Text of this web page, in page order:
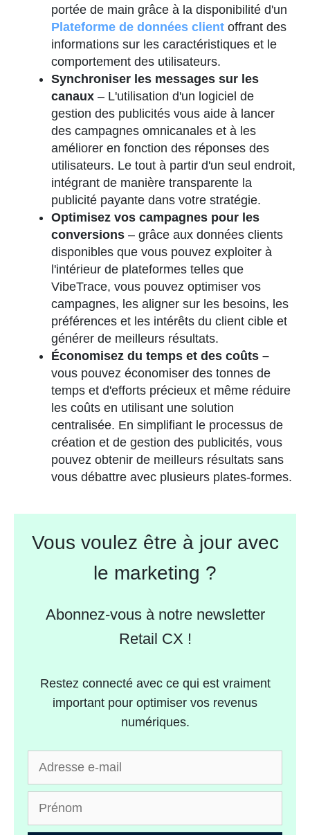
portée de main grâce à la disponibilité d'un
Plateforme de données client offrant des
informations sur les caractéristiques et le
comportement des utilisateurs.
Synchroniser les messages sur les
canaux – L'utilisation d'un logiciel de
gestion des publicités vous aide à lancer
des campagnes omnicanales et à les
améliorer en fonction des réponses des
utilisateurs. Le tout à partir d'un seul endroit,
intégrant de manière transparente la
publicité payante dans votre stratégie.
Optimisez vos campagnes pour les
conversions – grâce aux données clients
disponibles que vous pouvez exploiter à
l'intérieur de plateformes telles que
VibeTrace, vous pouvez optimiser vos
campagnes, les aligner sur les besoins, les
préférences et les intérêts du client cible et
générer de meilleurs résultats.
Économisez du temps et des coûts –
vous pouvez économiser des tonnes de
temps et d'efforts précieux et même réduire
les coûts en utilisant une solution
centralisée. En simplifiant le processus de
création et de gestion des publicités, vous
pouvez obtenir de meilleurs résultats sans
vous débattre avec plusieurs plates-formes.
Vous voulez être à jour avec
le marketing ?
Abonnez-vous à notre newsletter
Retail CX !
Restez connecté avec ce qui est vraiment
important pour optimiser vos revenus
numériques.